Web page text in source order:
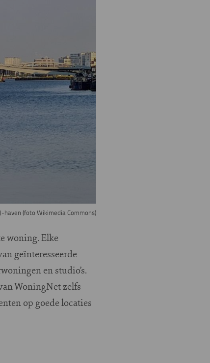
(foto Wikimedia Commons)
woning. Elke
geïnteresseerde
en studio’s.
WoningNet zelfs
op goede locaties